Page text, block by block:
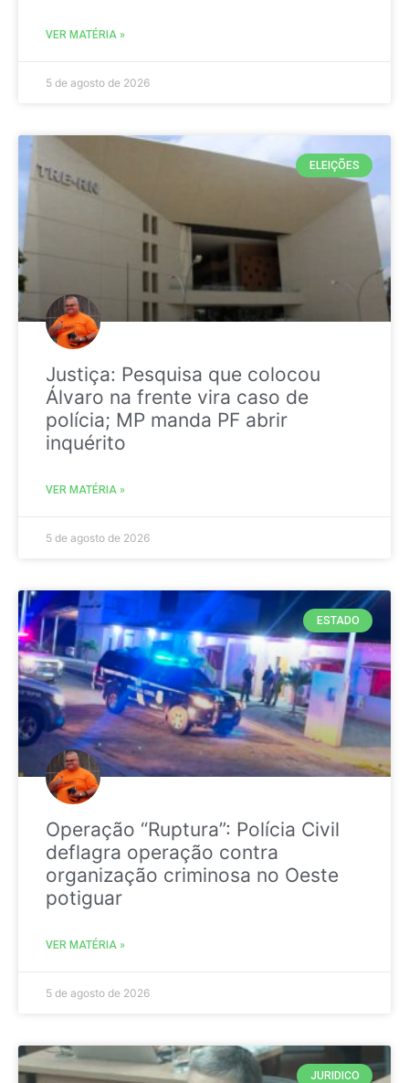
VER MATÉRIA »
5 de agosto de 2026
ELEIÇÕES
Justiça: Pesquisa que colocou
Álvaro na frente vira caso de
polícia; MP manda PF abrir
inquérito
VER MATÉRIA »
5 de agosto de 2026
ESTADO
Operação “Ruptura”: Polícia Civil
deflagra operação contra
organização criminosa no Oeste
potiguar
VER MATÉRIA »
5 de agosto de 2026
JURIDICO